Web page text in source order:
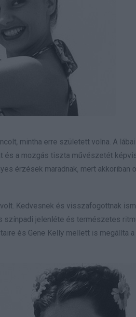
mintha erre született volna. A
és a mozgás tiszta művészetét
érzések maradnak, mert akkoriban
Kedvesnek és visszafogottnak
jelenléte és természetes
és Gene Kelly mellett is megállta